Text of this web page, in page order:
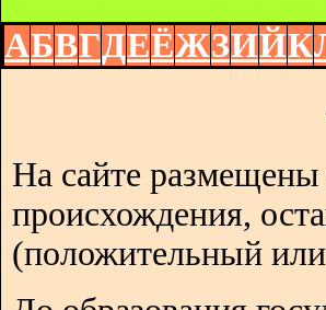
АБВГДЕЁЖЗИЙК
На сайте
происхождения,
(положительный